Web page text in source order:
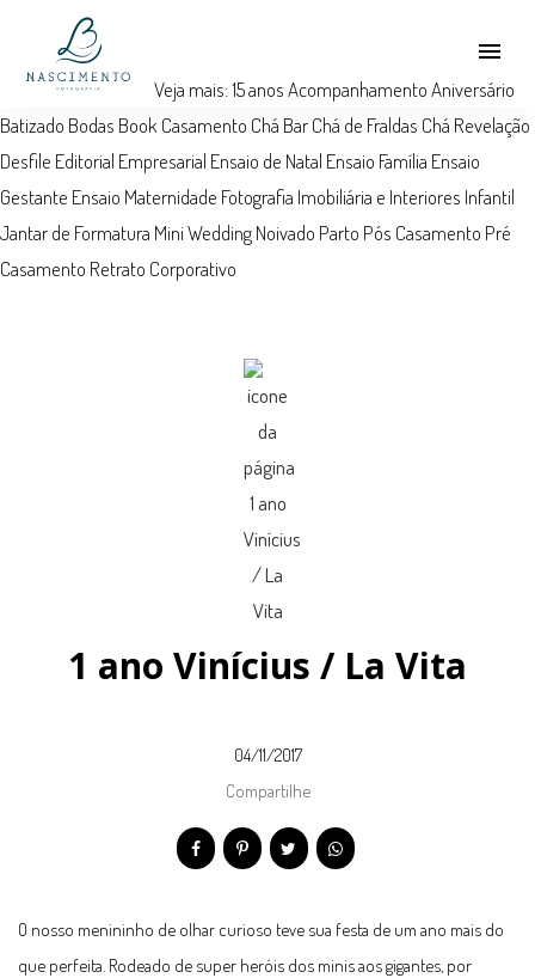
menu
Veja mais:15 anos AcompanhamentoAniversário
Batizado Bodas Book Casamento Chá BarChá de Fraldas Chá Revelação
Desfile Editorial Empresarial Ensaio de Natal Ensaio Família Ensaio
Gestante Ensaio Maternidade Fotografia Imobiliária e Interiores Infantil
Jantar de Formatura Mini WeddingNoivado Parto Pós Casamento Pré
Casamento Retrato Corporativo
1 ano Vinícius / La Vita
04/11/2017
Compartilhe
O nosso menininho de olhar curioso teve sua festa de um ano mais do
que perfeita. Rodeado de super heróis dos minis aos gigantes, por